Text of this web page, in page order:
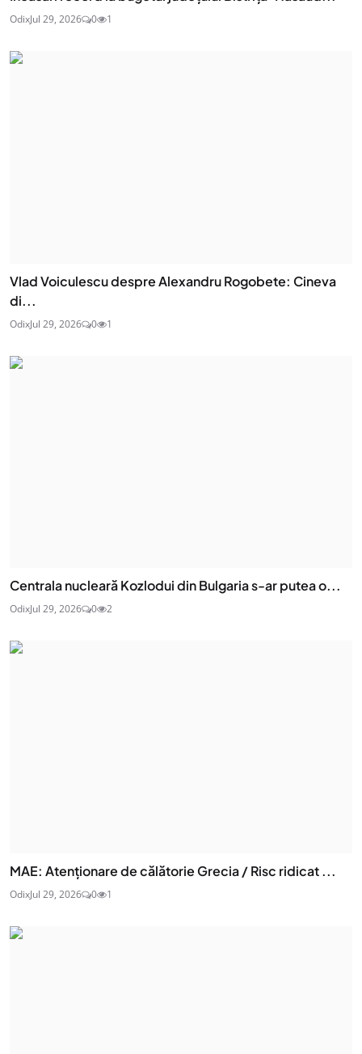
OdixJul 29, 2026 0 1
Vlad Voiculescu despre Alexandru Rogobete: Cineva
di...
OdixJul 29, 2026 0 1
Centrala nucleară Kozlodui din Bulgaria s-ar putea o...
OdixJul 29, 2026 0 2
MAE: Atenţionare de călătorie Grecia / Risc ridicat ...
OdixJul 29, 2026 0 1